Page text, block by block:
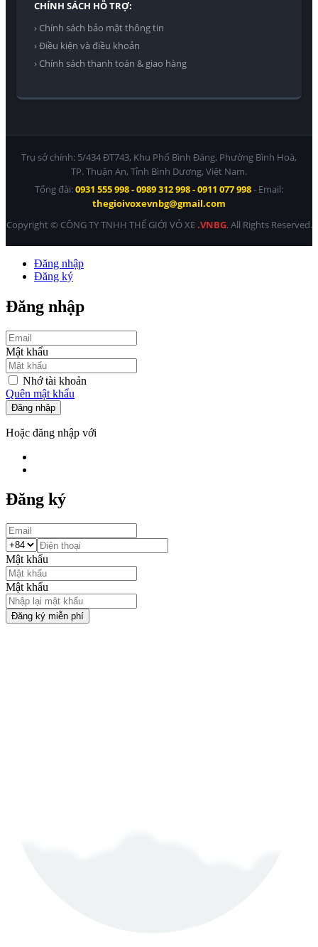
CHÍNH SÁCH HỖ TRỢ:
› Chính sách bảo mật thông tin
› Điều kiện và điều khoản
› Chính sách thanh toán & giao hàng
Trụ sở chính: 5/434 ĐT743, Khu Phố Bình Đáng, Phường Bình Hoà,
TP. Thuận An, Tỉnh Bình Dương, Việt Nam.
Tổng đài:0931 555 998 - 0989 312 998 - 0911 077 998- Email:
thegioivoxevnbg@gmail.com
Copyright © CÔNG TY TNHH THẾ GIỚI VỎ XE.VNBG. All Rights Reserved.
Đăng nhập
Đăng ký
Đăng nhập
Mật khẩu
Nhớ tài khoản
Quên mật khẩu
Đăng nhập
Hoặc đăng nhập với
Đăng ký
Mật khẩu
Mật khẩu
Đăng ký miễn phí